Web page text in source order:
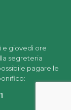
e giovedì ore
segreteria
pagare le